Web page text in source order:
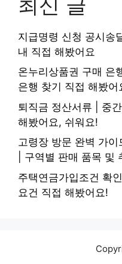
지급명령 신청 공시송
내 직접 해봤어요
온누리상품권 구매 은
은행 찾기 직접 해봤어
퇴직금 정산서류 | 중
해봤어요, 쉬워요!
고령장 방문 완벽 가
| 구역별 판매 품목 및
주택연금가입조건 확
요건 직접 해봤어요!